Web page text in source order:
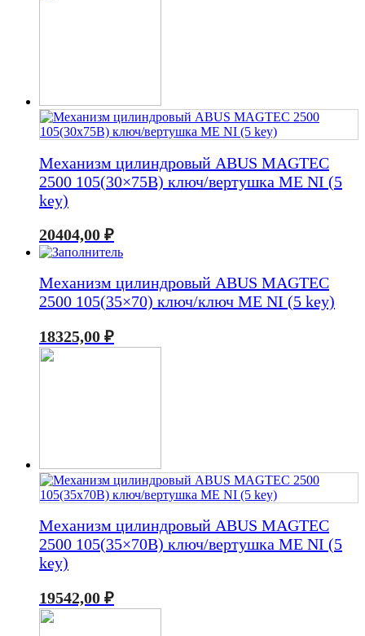
Механизм цилиндровый ABUS MAGTEC
2500 105(30×75В) ключ/вертушка ME NI (5
key)
20404,00 ₽
Механизм цилиндровый ABUS MAGTEC
2500 105(35×70) ключ/ключ ME NI (5 key)
18325,00 ₽
Механизм цилиндровый ABUS MAGTEC
2500 105(35×70В) ключ/вертушка ME NI (5
key)
19542,00 ₽